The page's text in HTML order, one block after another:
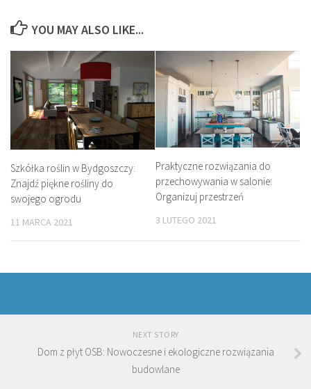
YOU MAY ALSO LIKE...
Szkółka roślin w Bydgoszczy:
Znajdź piękne rośliny do
swojego ogrodu
11 MARCA 2021
Praktyczne rozwiązania do
przechowywania w salonie:
Organizuj przestrzeń
3 LUTEGO 2021
NEXT STORY
Dom z płyt OSB: Nowoczesne i ekologiczne rozwiązania
budowlane